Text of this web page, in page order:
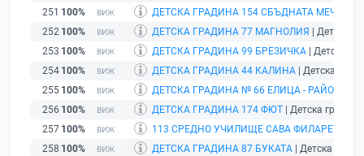
251 100% ДЕТСКА ГРАДИНА 154 СБЪДНАТА МЕЧТА
252 100% ДЕТСКА ГРАДИНА 77 МАГНОЛИЯ
| Детска
253 100% ДЕТСКА ГРАДИНА 99 БРЕЗИЧКА | Детска
254 100% ДЕТСКА ГРАДИНА 44 КАЛИНА | Детска
255 100%
ДЕТСКА ГРАДИНА № 66 ЕЛИЦА - РАЙОН
256 100% ДЕТСКА ГРАДИНА 174 ФЮТ | Детска
257 100% 113 СРЕДНО УЧИЛИЩЕ САВА ФИЛАРЕТОВ
258 100% ДЕТСКА ГРАДИНА 87 БУКАТА | Детска